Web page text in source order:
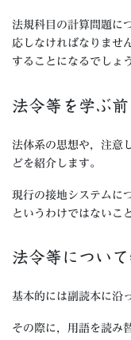
法規科目の計算問題に
応しなければなりませ
することになるでしょう
法令等を学ぶ前
法体系の思想や，注意
どを紹介します。
現行の接地システムに
というわけではないこ
法令等につい
基本的には副読本に沿
その際に，用語を読み